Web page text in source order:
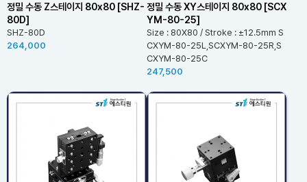
정밀 수동 Z스테이지 80x80 [SHZ-
80D]
SHZ-80D
264,000
정밀 수동 XY스테이지 80x80 [SCX
YM-80-25]
Size : 80X80 / Stroke : ±12.5mm S
CXYM-80-25L,SCXYM-80-25R,S
CXYM-80-25C
247,500